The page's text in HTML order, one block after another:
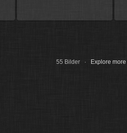
55 Bilder · Explore